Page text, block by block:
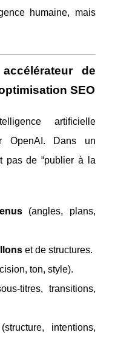
humaine, mais
de
SEO
artificielle
OpenAI. Dans un
pas de “publier à la
(angles, plans,
et de structures.
ton, style).
titres, transitions,
(structure, intentions,